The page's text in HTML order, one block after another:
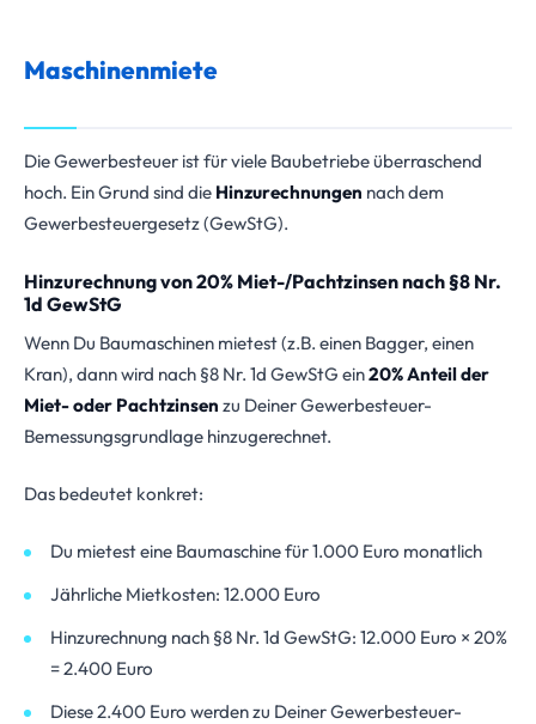
Maschinenmiete
Die Gewerbesteuer ist für viele Baubetriebe überraschend
hoch. Ein Grund sind die Hinzurechnungen nach dem
Gewerbesteuergesetz (GewStG).
Hinzurechnung von 20% Miet-/Pachtzinsen nach §8 Nr.
1d GewStG
Wenn Du Baumaschinen mietest (z.B. einen Bagger, einen
Kran), dann wird nach §8 Nr. 1d GewStG ein20% Anteil der
Miet- oder Pachtzinsen zu Deiner Gewerbesteuer-
Bemessungsgrundlage hinzugerechnet.
Das bedeutet konkret:
Du mietest eine Baumaschine für 1.000 Euro monatlich
Jährliche Mietkosten: 12.000 Euro
Hinzurechnung nach §8 Nr. 1d GewStG: 12.000 Euro × 20%
= 2.400 Euro
Diese 2.400 Euro werden zu Deiner Gewerbesteuer-